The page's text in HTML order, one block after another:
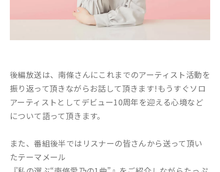
後編放送は、南條さんにこれまでのアーティスト活動を
振り返って頂きながらお話して頂きます!もうすぐソロ
アーティストとしてデビュー10周年を迎える心境など
について語って頂きます。
また、番組後半ではリスナーの皆さんから送って頂い
たテーマメール